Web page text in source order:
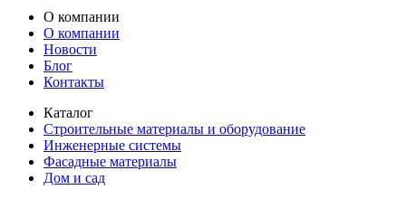
О компании
О компании
Новости
Блог
Контакты
Каталог
Строительные материалы и оборудование
Инженерные системы
Фасадные материалы
Дом и сад